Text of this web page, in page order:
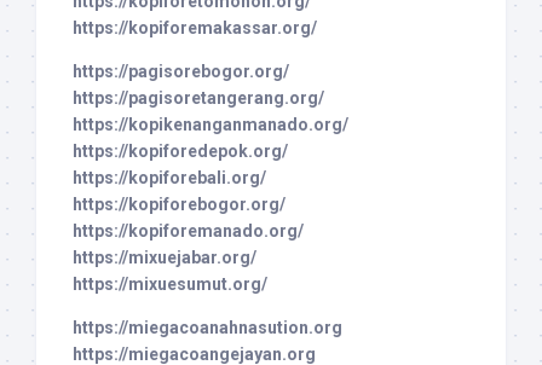
https://kopiforemakassar.org/
https://pagisorebogor.org/
https://pagisoretangerang.org/
https://kopikenanganmanado.org/
https://kopiforedepok.org/
https://kopiforebali.org/
https://kopiforebogor.org/
https://kopiforemanado.org/
https://mixuejabar.org/
https://mixuesumut.org/
https://miegacoanahnasution.org
https://miegacoangejayan.org